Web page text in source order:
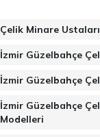
Çelik Minare
İzmir Güzelbahçe
İzmir Güzelbahçe
İzmir Güzelbahçe
Modelleri